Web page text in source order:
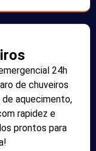
24h
de chuveiros
aquecimento,
rapidez e
prontos para